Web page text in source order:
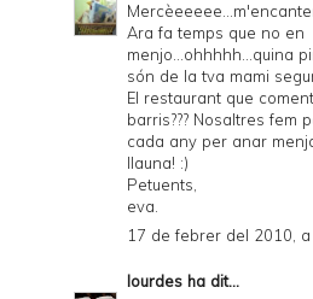
Ara fa temps que no en
menjo...ohhhhh...quina
són de la tva mami
El restaurant que
barris??? Nosaltres fem
cada any per anar
llauna! :)
Petuents,
eva.
17 de febrer del 2010,
lourdes ha dit...